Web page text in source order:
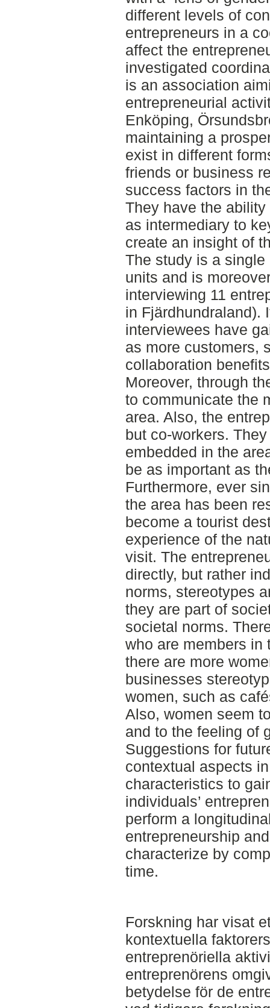
different levels of
entrepreneurs in a
affect the
investigated
is an association
entrepreneurial
Enköping,
maintaining a
exist in different
friends or business
success factors in
They have the
as intermediary to
create an insight of
The study is a
units and is
interviewing 11
in Fjärdhundraland).
interviewees have
as more customers,
collaboration
Moreover, through
to communicate the
area. Also, the
but co-workers.
embedded in the
be as important as
Furthermore, ever
the area has been
become a tourist
experience of the
visit. The
directly, but rather
norms, stereotypes
they are part of
societal norms.
who are members in
there are more
businesses
women, such as
Also, women seem
and to the feeling of
Suggestions for
contextual aspects
characteristics to
individuals’
perform a
entrepreneurship
characterize by
time.
Forskning har visat
kontextuella
entreprenöriella
entreprenörens
betydelse för de